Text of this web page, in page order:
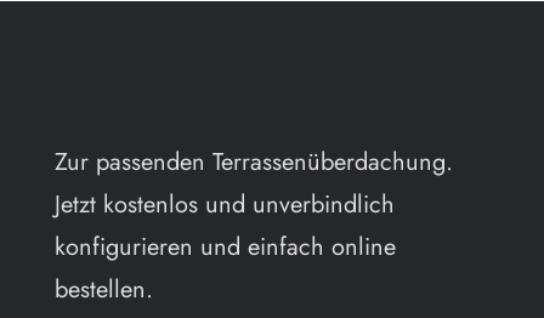
Zur passenden Terrassenüberdachung.
Jetzt kostenlos und unverbindlich
konfigurieren und einfach online
bestellen.